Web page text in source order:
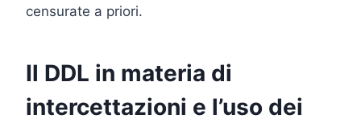
censurate a priori.
Il DDL in materia di
intercettazioni e l’uso dei